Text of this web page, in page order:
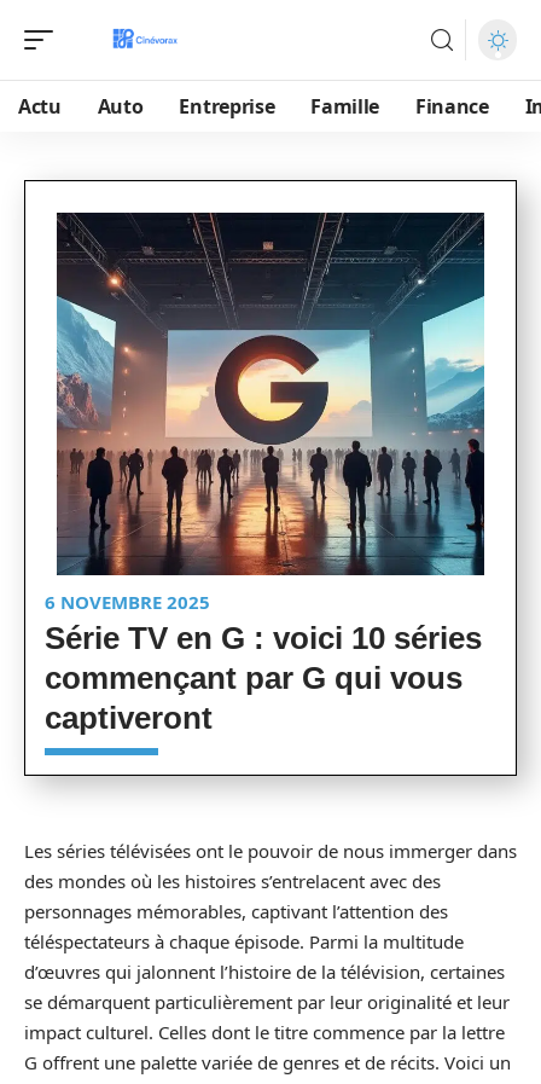
Actu Auto Entreprise Famille Finance
6 NOVEMBRE 2025
Série TV en G : voici 10 séries
commençant par G qui vous
captiveront
Les séries télévisées ont le pouvoir de nous immerger dans
des mondes où les histoires s’entrelacent avec des
personnages mémorables, captivant l’attention des
téléspectateurs à chaque épisode. Parmi la multitude
d’œuvres qui jalonnent l’histoire de la télévision, certaines
se démarquent particulièrement par leur originalité et leur
impact culturel. Celles dont le titre commence par la lettre
G offrent une palette variée de genres et de récits. Voici un